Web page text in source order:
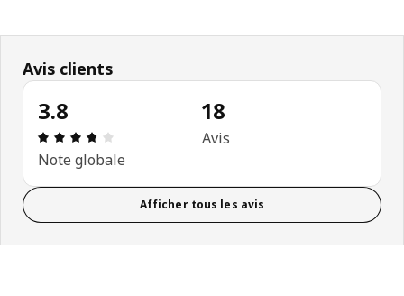
Avis clients
3.8
Avis: 3.8 sur 5 étoiles Nombre total d'avis: 18
Note globale
18
Avis
Afficher tous les avis